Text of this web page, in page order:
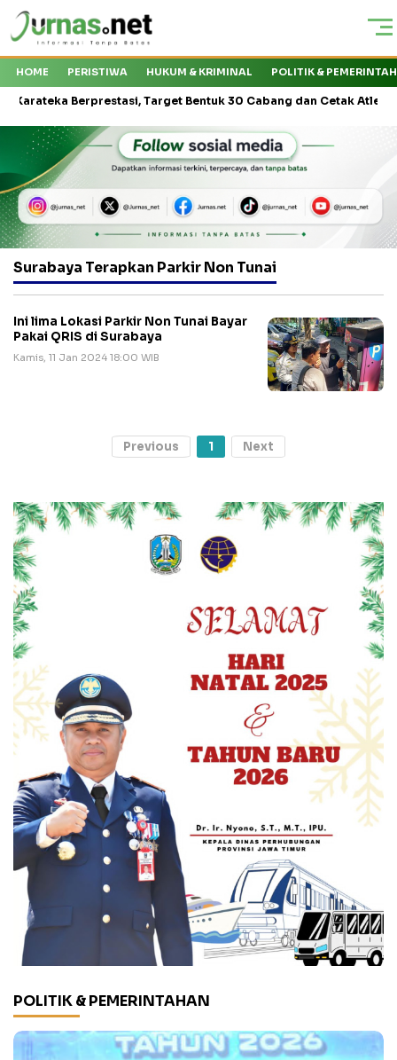
HOME PERISTIWA HUKUM & KRIMINAL POLITIK &
Berprestasi, Target Bentuk 30 Cabang dan Cetak Atlet Nasional
Surabaya Terapkan Parkir Non Tunai
Ini lima Lokasi Parkir Non Tunai Bayar
Pakai QRIS di Surabaya
Kamis, 11 Jan 2024 18:00 WIB
Previous 1 Next
POLITIK & PEMERINTAHAN